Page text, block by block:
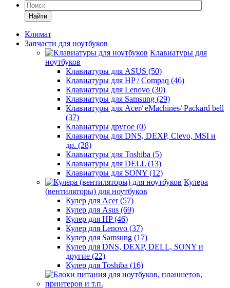
Найти
Климат
Запчасти для ноутбуков
Клавиатуры для
ноутбуков
Клавиатуры для ASUS (50)
Клавиатуры для HP / Compaq (46)
Клавиатуры для Lenovo (30)
Клавиатуры для Samsung (29)
Клавиатуры для Acer/ eMachines/ Packard bell
(37)
Клавиатуры другое (0)
Клавиатуры для DNS, DEXP, Clevo, MSI и
др. (28)
Клавиатуры для Toshiba (5)
Клавиатуры для DELL (13)
Клавиатуры для SONY (12)
Кулера
(вентиляторы) для ноутбуков
Кулер для Acer (57)
Кулер для Asus (69)
Кулер для HP (46)
Кулер для Lenovo (37)
Кулер для Samsung (17)
Кулер для DNS, DEXP, DELL, SONY и
другие (22)
Кулер для Toshiba (16)